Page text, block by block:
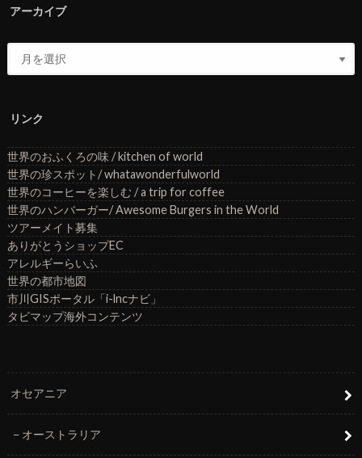
アーカイブ
リンク
世界のおふくろの味 / kitchen of world
世界の珍スポット/ whatawonderfulworld
世界のコーヒーを楽しむ / a trip for coffee
世界のハンバーガー/ Awesome Burgers in the World
ツアーメイト募集
ありがとうショップEC
アレルギーらいふ
世界の都市地図
市川GISポータル「i-lncナビ」
タビマップ海外コンテンツ
オセアニア
オーストラリア